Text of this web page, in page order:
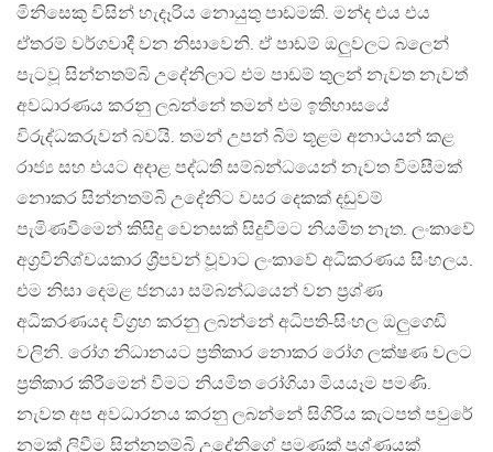
මිනිසෙකු විසින් හැදෑරිය නොයුතු පාඩමකි. මන්ද එය එය
ඒතරම් වර්ගවාදී වන නිසාවෙනි. ඒ පාඩම් ඔලුවලට බලෙන්
පැටවූ සින්නතම්බි උදේනිලාට එම පාඩම් තුලන් නැවත නැවත්
අවධාරණය කරනු ලබන්නේ තමන් එම ඉතිහාසයේ
විරුද්ධකරුවන් බවයි. තමන් උපන් බිම තූළම අනාථයන් කළ
රාජ්‍ය සහ එයට අදාළ පද්ධති සම්බන්ධයෙන් නැවත විමසීමක්
නොකර සින්නතම්බි උදේනිට වසර දෙකක් දඩුවම්
පැමිණවීමෙන් කිසිදු වෙනසක් සිදුවීමට නියමිත නැත. ලංකාවේ
අග්‍රවිනිශ්චයකාර ශ්‍රීපවන් වූවාට ලංකාවේ අධිකරණය සිංහලය.
එම නිසා දෙමළ ජනයා සම්බන්ධයෙන් වන ප්‍රශ්ණ
අධිකරණයද විග්‍රහ කරනු ලබන්නේ අධිපති-සිංහල ඔලුගෙඩි
වලිනි. රෝග නිධානයට ප්‍රතිකාර නොකර රෝග ලක්ෂණ වලට
ප්‍රතිකාර කිරීමෙන් වීමට නියමිත රෝගියා මියයෑම පමණි.
නැවත අප අවධාරනය කරනු ලබන්නේ සිගිරිය කැටපත් පවුරේ
නමක් ලිවීම සින්නතම්බි උදේනිගේ පමණක් ප්‍රශ්ණයක්